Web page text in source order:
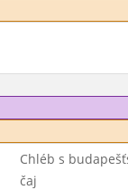
Chléb s
čaj